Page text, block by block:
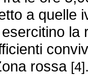
a quelle
rossa [4]